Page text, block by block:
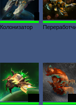
Колонизатор